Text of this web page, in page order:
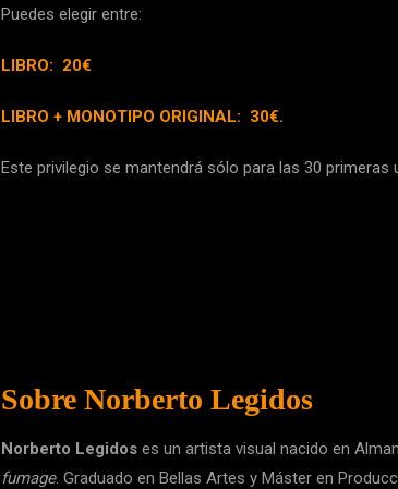
Puedes elegir entre:
LIBRO: 20€
LIBRO + MONOTIPO ORIGINAL: 30€.
Este privilegio se mantendrá sólo para las 30 primeras
Sobre Norberto Legidos
Norberto Legidos es un artista visual nacido en
fumage. Graduado en Bellas Artes y Máster en